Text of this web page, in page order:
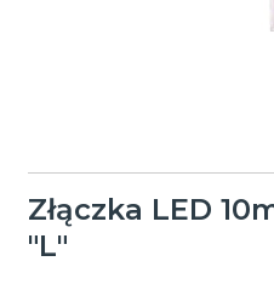
Złączka LED
"L"